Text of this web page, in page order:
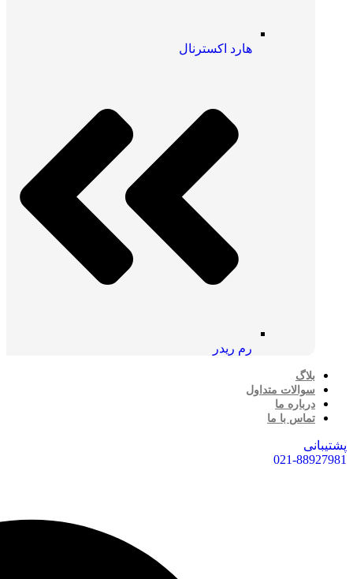
هارد اکسترنال
رم ریدر
بلاگ
سوالات متداول
درباره ما
تماس با ما
پشتیبانی
021-88927981